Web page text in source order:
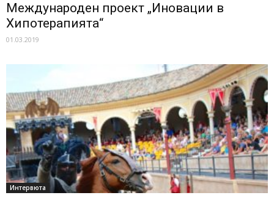
Международен проект „Иновации в
Хипотерапията“
01.03.2019
Интервюта